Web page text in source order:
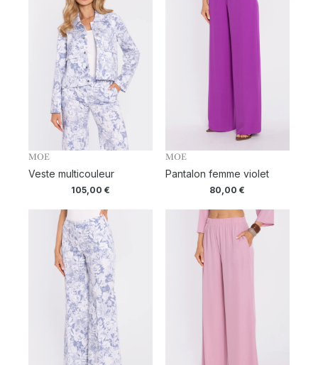
MOE
Veste multicouleur
105,00€
MOE
Pantalon femme violet
80,00€